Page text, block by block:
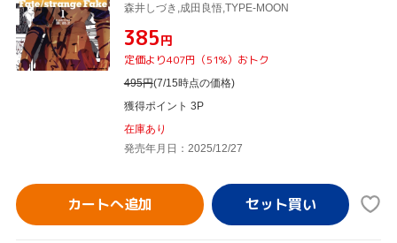
森井しづき,成田良悟,TYPE-MOON
¥385円
定価より407円（51%）おトク
495円(7/15時点の価格)
獲得ポイント 3P
在庫あり
発売年月日：2025/12/27
カートへ追加